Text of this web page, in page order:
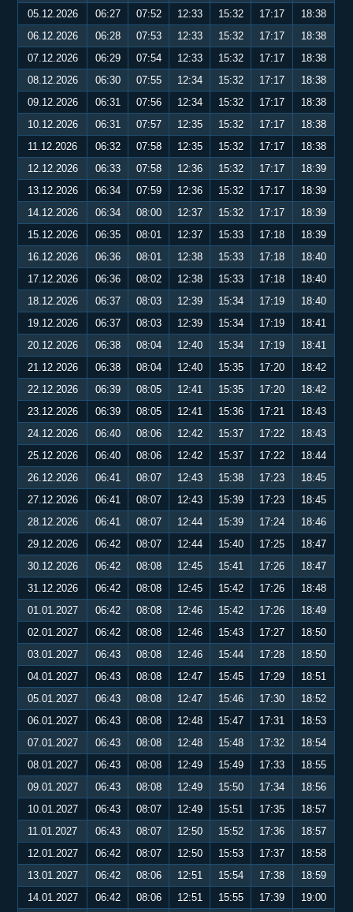
05.12.2026 06:27 07:52 12:33 15:32 17:17
18:38
06.12.2026
06:28 07:53 12:33 15:32 17:17
18:38
07.12.2026
06:29 07:54 12:33 15:32 17:17
18:38
08.12.2026
06:30 07:55 12:34 15:32 17:17
18:38
09.12.2026
06:31 07:56 12:34 15:32 17:17
18:38
10.12.2026
06:31 07:57 12:35 15:32 17:17
18:38
11.12.2026
06:32 07:58 12:35 15:32 17:17
18:38
12.12.2026
06:33 07:58 12:36 15:32 17:17
18:39
13.12.2026
06:34 07:59 12:36 15:32 17:17
18:39
14.12.2026
06:34 08:00 12:37 15:32 17:17
18:39
15.12.2026
06:35 08:01 12:37 15:33 17:18
18:39
16.12.2026
06:36 08:01 12:38 15:33 17:18
18:40
17.12.2026
06:36 08:02 12:38 15:33 17:18
18:40
18.12.2026
06:37 08:03 12:39 15:34 17:19
18:40
19.12.2026
06:37 08:03 12:39 15:34 17:19
18:41
20.12.2026
06:38 08:04 12:40 15:34 17:19
18:41
21.12.2026
06:38 08:04 12:40 15:35 17:20
18:42
22.12.2026
06:39 08:05 12:41 15:35 17:20
18:42
23.12.2026
06:39 08:05 12:41 15:36 17:21
18:43
24.12.2026
06:40 08:06 12:42 15:37 17:22
18:43
25.12.2026
06:40 08:06 12:42 15:37 17:22
18:44
26.12.2026
06:41 08:07 12:43 15:38 17:23
18:45
27.12.2026
06:41 08:07 12:43 15:39 17:23
18:45
28.12.2026
06:41 08:07 12:44 15:39 17:24
18:46
29.12.2026
06:42 08:07 12:44 15:40 17:25
18:47
30.12.2026
06:42 08:08 12:45 15:41 17:26
18:47
31.12.2026
06:42 08:08 12:45 15:42 17:26
18:48
01.01.2027
06:42 08:08 12:46 15:42 17:26
18:49
02.01.2027
06:42 08:08 12:46 15:43 17:27
18:50
03.01.2027
06:43 08:08 12:46 15:44 17:28
18:50
04.01.2027
06:43 08:08 12:47 15:45 17:29
18:51
05.01.2027
06:43 08:08 12:47 15:46 17:30
18:52
06.01.2027
06:43 08:08 12:48 15:47 17:31
18:53
07.01.2027
06:43 08:08 12:48 15:48 17:32
18:54
08.01.2027
06:43 08:08 12:49 15:49 17:33
18:55
09.01.2027
06:43 08:08 12:49 15:50 17:34
18:56
10.01.2027
06:43 08:07 12:49 15:51 17:35
18:57
11.01.2027
06:43 08:07 12:50 15:52 17:36
18:57
12.01.2027
06:42 08:07 12:50 15:53 17:37
18:58
13.01.2027
06:42 08:06 12:51 15:54 17:38
18:59
14.01.2027
06:42 08:06 12:51 15:55 17:39
19:00